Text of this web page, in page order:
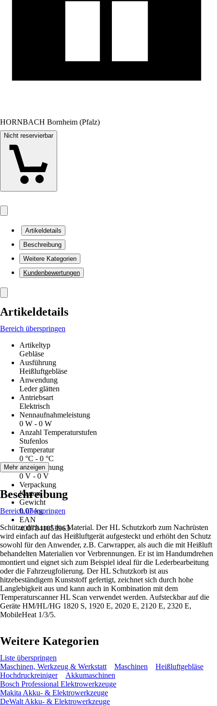
HORNBACH Bornheim (Pfalz)
Nicht reservierbar
Artikeldetails
Beschreibung
Weitere Kategorien
Kundenbewertungen
Artikeldetails
Bereich überspringen
Artikeltyp
Gebläse
Ausführung
Heißluftgebläse
Anwendung
Leder glätten
Antriebsart
Elektrisch
Nennaufnahmeleistung
0 W - 0 W
Anzahl Temperaturstufen
Stufenlos
Temperatur
0 °C - 0 °C
Netzspannung
0 V - 0 V
Verpackung
Karton
Gewicht
0,07 kg
EAN
4007841053963
Mehr anzeigen
Beschreibung
Bereich überspringen
Schütze dich und das Material. Der HL Schutzkorb zum Nachrüsten
wird einfach auf das Heißluftgerät aufgesteckt und erhöht den Schutz
sowohl für den Anwender, z.B. Carwrapper, als auch die mit Heißluft
behandelten Materialien vor Verbrennungen. Er ist im Handumdrehen
montiert und eignet sich zum Beispiel ideal für die Lederbearbeitung
oder die Fahrzeugfolierung. Der HL Schutzkorb ist aus
hitzebeständigem Kunststoff gefertigt, zeichnet sich durch hohe
Langlebigkeit aus und kann auch in Kombination mit dem
Temperaturscanner HL Scan verwendet werden. Aufsteckbar auf die
Geräte HM/HL/HG 1820 S, 1920 E, 2020 E, 2120 E, 2320 E,
MobileHeat 1/3/5.
Weitere Kategorien
Liste überspringen
Maschinen, Werkzeug & Werkstatt
Maschinen
Heißluftgebläse
Hochdruckreiniger
Akkumaschinen
Bosch Professional Elektrowerkzeuge
Makita Akku- & Elektrowerkzeuge
DeWalt Akku- & Elektrowerkzeuge